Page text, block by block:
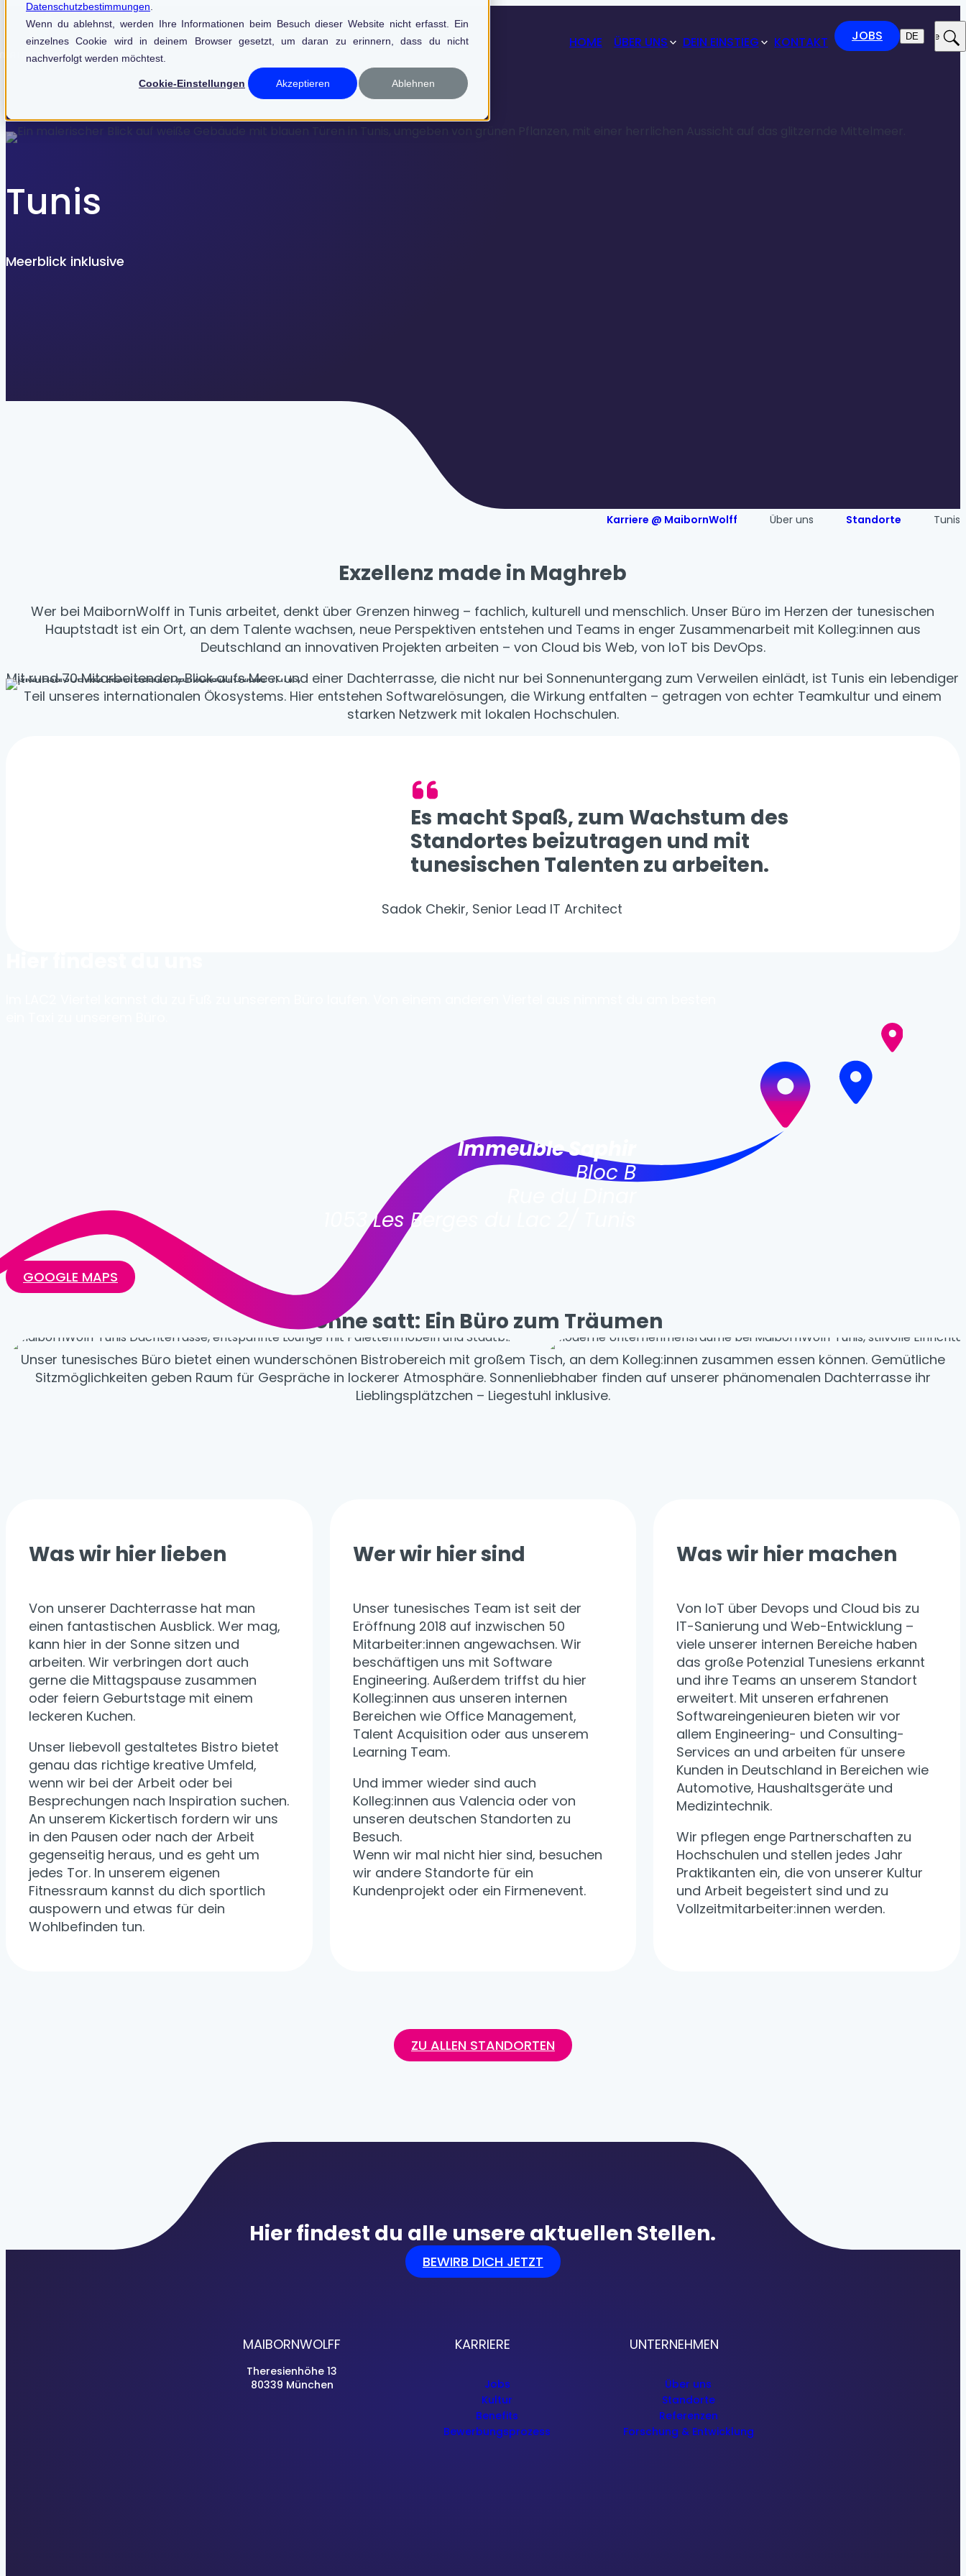
Datenschutzbestimmungen
Wenn du ablehnst, werden Ihre Informationen beim Besuch dieser Website nicht erfasst. Ein
einzelnes Cookie wird in deinem Browser gesetzt, um daran zu erinnern, dass du nicht
nachverfolgt werden möchtest.
Cookie-Einstellungen Akzeptieren Ablehnen
HOME ÜBER UNS DEIN EINSTIEG KONTAKT JOBS DESuche
Tunis
Meerblick inklusive
Karriere @ MaibornWolff Über uns Standorte Tunis
Exzellenz made in Maghreb
Wer bei MaibornWolff in Tunis arbeitet, denkt über Grenzen hinweg – fachlich, kulturell und menschlich. Unser Büro im Herzen der tunesischen
Hauptstadt ist ein Ort, an dem Talente wachsen, neue Perspektiven entstehen und Teams in enger Zusammenarbeit mit Kolleg:innen aus
Deutschland an innovativen Projekten arbeiten – von Cloud bis Web, von IoT bis DevOps.
Mit rund 70 Mitarbeitenden, Blick aufs Meer und einer Dachterrasse, die nicht nur bei Sonnenuntergang zum Verweilen einlädt, ist Tunis ein lebendiger
Teil unseres internationalen Ökosystems. Hier entstehen Softwarelösungen, die Wirkung entfalten – getragen von echter Teamkultur und einem
starken Netzwerk mit lokalen Hochschulen.
Es macht Spaß, zum Wachstum des
Standortes beizutragen und mit
tunesischen Talenten zu arbeiten.
Sadok Chekir, Senior Lead IT Architect
Immeuble Saphir
Bloc B
1053 Les Berges du Lac 2/ Tunis
GOOGLE MAPS
Sonne satt: Ein Büro zum Träumen
Unser tunesisches Büro bietet einen wunderschönen Bistrobereich mit großem Tisch, an dem Kolleg:innen zusammen essen können. Gemütliche
Sitzmöglichkeiten geben Raum für Gespräche in lockerer Atmosphäre. Sonnenliebhaber finden auf unserer phänomenalen Dachterrasse ihr
Lieblingsplätzchen – Liegestuhl inklusive.
Was wir hier lieben
Von unserer Dachterrasse hat man
einen fantastischen Ausblick. Wer mag,
kann hier in der Sonne sitzen und
arbeiten. Wir verbringen dort auch
gerne die Mittagspause zusammen
oder feiern Geburtstage mit einem
leckeren Kuchen.
Unser liebevoll gestaltetes Bistro bietet
genau das richtige kreative Umfeld,
wenn wir bei der Arbeit oder bei
Besprechungen nach Inspiration suchen.
An unserem Kickertisch fordern wir uns
in den Pausen oder nach der Arbeit
gegenseitig heraus, und es geht um
jedes Tor. In unserem eigenen
Fitnessraum kannst du dich sportlich
auspowern und etwas für dein
Wohlbefinden tun.
Wer wir hier sind
Unser tunesisches Team ist seit der
Eröffnung 2018 auf inzwischen 50
Mitarbeiter:innen angewachsen. Wir
beschäftigen uns mit Software
Engineering. Außerdem triffst du hier
Kolleg:innen aus unseren internen
Bereichen wie Office Management,
Talent Acquisition oder aus unserem
Learning Team.
Und immer wieder sind auch
Kolleg:innen aus Valencia oder von
unseren deutschen Standorten zu
Besuch.
Wenn wir mal nicht hier sind, besuchen
wir andere Standorte für ein
Kundenprojekt oder ein Firmenevent.
Was wir hier machen
Von IoT über Devops und Cloud bis zu
IT-Sanierung und Web-Entwicklung –
viele unserer internen Bereiche haben
das große Potenzial Tunesiens erkannt
und ihre Teams an unserem Standort
erweitert. Mit unseren erfahrenen
Softwareingenieuren bieten wir vor
allem Engineering- und Consulting-
Services an und arbeiten für unsere
Kunden in Deutschland in Bereichen wie
Automotive, Haushaltsgeräte und
Medizintechnik.
Wir pflegen enge Partnerschaften zu
Hochschulen und stellen jedes Jahr
Praktikanten ein, die von unserer Kultur
und Arbeit begeistert sind und zu
Vollzeitmitarbeiter:innen werden.
ZU ALLEN STANDORTEN
Hier findest du alle unsere aktuellen Stellen.
BEWIRB DICH JETZT
MAIBORNWOLFF
Theresienhöhe 13
80339 München
KARRIERE
Jobs
Kultur
Benefits
Bewerbungsprozess
UNTERNEHMEN
Über uns
Standorte
Referenzen
Forschung & Entwicklung
Finden Sie, was zu Ihnen passt
Jobs
Ratgeber